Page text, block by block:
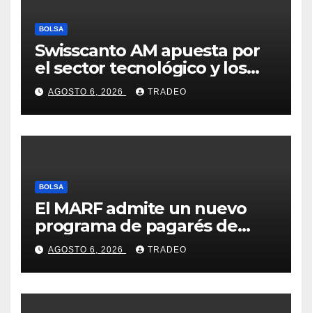
BOLSA
Swisscanto AM apuesta por
el sector tecnológico y los
valores cíclicos para ganar en
bolsa
AGOSTO 6, 2026 TRADEO
BOLSA
El MARF admite un nuevo
programa de pagarés de
Seresco por 20 millones de
euros
AGOSTO 6, 2026 TRADEO